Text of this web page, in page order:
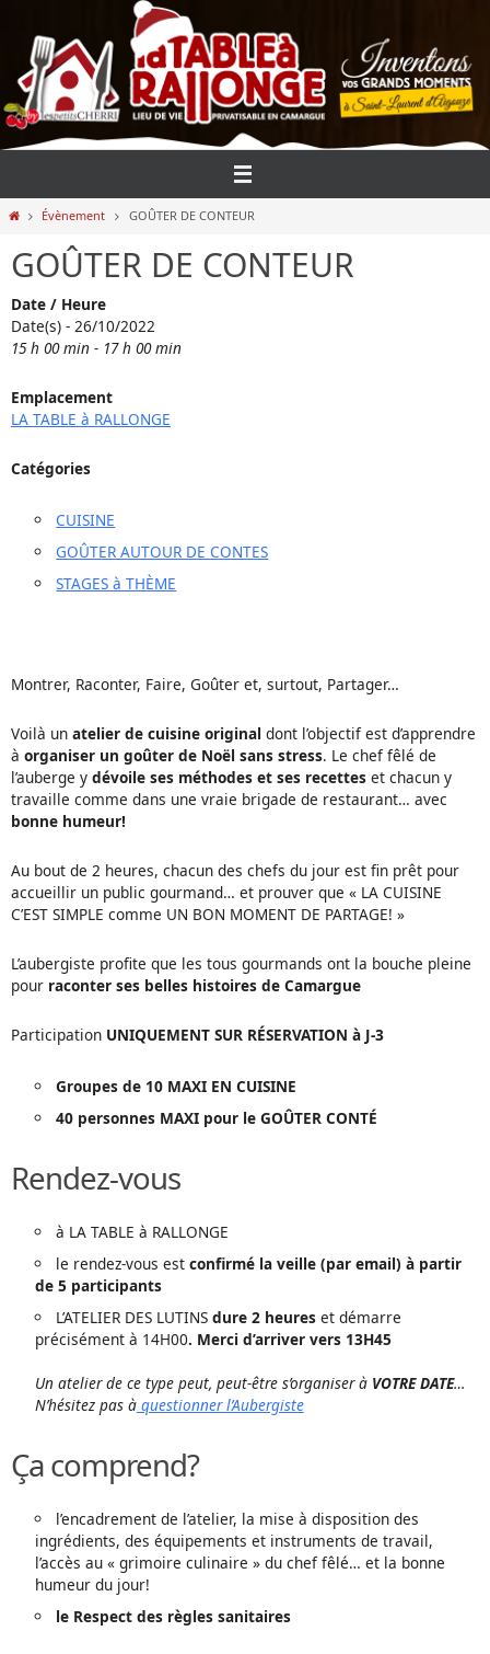
contenu
HomeÉvènement GOÛTER DE CONTEUR
GOÛTER DE CONTEUR
Date / Heure
Date(s) - 26/10/2022
15 h 00 min - 17 h 00 min
Emplacement
LA TABLE à RALLONGE
Catégories
CUISINE
GOÛTER AUTOUR DE CONTES
STAGES à THÈME
Montrer, Raconter, Faire, Goûter et, surtout, Partager…
Voilà un atelier de cuisine original dont l’objectif est d’apprendre
à organiser un goûter de Noël sans stress. Le chef fêlé de
l’auberge y dévoile ses méthodes et ses recettes et chacun y
travaille comme dans une vraie brigade de restaurant… avec
bonne humeur!
Au bout de 2 heures, chacun des chefs du jour est fin prêt pour
accueillir un public gourmand… et prouver que « LA CUISINE
C’EST SIMPLE comme UN BON MOMENT DE PARTAGE! »
L’aubergiste profite que les tous gourmands ont la bouche pleine
pour raconter ses belles histoires de Camargue
Participation UNIQUEMENT SUR RÉSERVATION à J-3
Groupes de 10 MAXI EN CUISINE
40 personnes MAXI pour le GOÛTER CONTÉ
Rendez-vous
à LA TABLE à RALLONGE
le rendez-vous estconfirmé la veille (par email) à partir
de 5 participants
L’ATELIER DES LUTINSdure 2 heures et démarre
précisément à 14H00. Merci d’arriver vers 13H45
Un atelier de ce type peut, peut-être s’organiser à VOTRE DATE…
N’hésitez pas àquestionner l’Aubergiste
Ça comprend?
l’encadrement de l’atelier, la mise à disposition des
ingrédients, des équipements et instruments de travail,
l’accès au « grimoire culinaire » du chef fêlé… et la bonne
humeur du jour!
le Respect des règles sanitaires